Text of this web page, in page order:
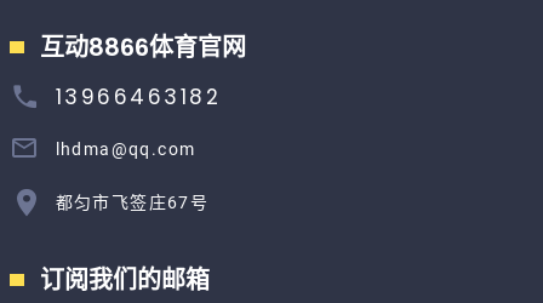
互动8866体育官网
13966463182
lhdma@qq.com
都匀市飞签庄67号
订阅我们的邮箱